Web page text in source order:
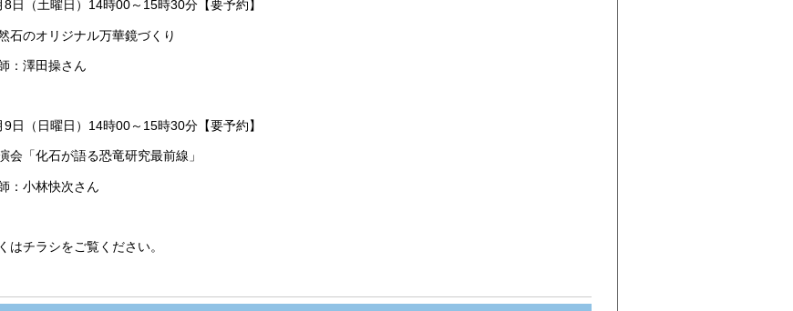
8日（土曜日）14時00～15時30分【要予約】
石のオリジナル万華鏡づくり
：澤田操さん
9日（日曜日）14時00～15時30分【要予約】
会「化石が語る恐竜研究最前線」
：小林快次さん
はチラシをご覧ください。